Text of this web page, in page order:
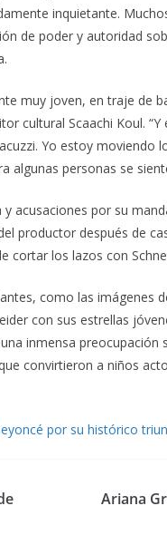
inquietante.
de poder y autoridad
muy joven, en traje de
cultural Scaachi Koul. “Y
Yo estoy moviendo
personas se
acusaciones por su
productor después de
cortar los lazos con
como las imágenes
con sus estrellas
inmensa
convirtieron a niños
por su histórico
Ariana